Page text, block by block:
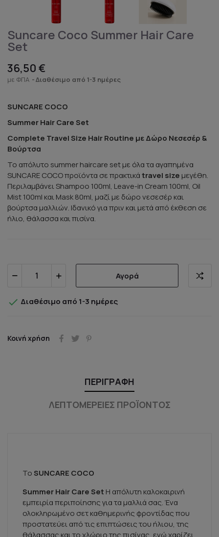
Suncare Coco Summer Hair Care
Set
36,50 €
με ΦΠΑ Διαθέσιμο από 1-3 ημέρες
SUNCARE COCO
Summer Hair Care Set
Complete Travel Size Hair Routine μεΔώρο Νεσεσέρ &
Βούρτσα
Το απόλυτο summer haircare set με όλα τα αγαπημένα
SUNCARE COCO προϊόντα σε πρακτικάtravel size μεγέθη.
Περιλαμβάνει Shampoo 100ml, Leave-in Cream 100ml, Oil
Mist 100ml και Mask 80ml, μαζί με δώρο νεσεσέρ και
βούρτσα μαλλιών. Ιδανικό για πριν και μετά από έκθεση σε
ήλιο, θάλασσα και πισίνα.
Αγορά
 Διαθέσιμο από 1-3 ημέρες
Κοινή χρήση
ΠΕΡΙΓΡΑΦΉ
ΛΕΠΤΟΜΈΡΕΙΕΣ ΠΡΟΪΌΝΤΟΣ
ΤοSUNCARE COCO
Summer Hair Care Set Η απόλυτη καλοκαιρινή
εμπειρία περιποίησης για τα μαλλιά σας. Ένα
ολοκληρωμένο σετ καθημερινής φροντίδας που
προστατεύει από τις επιπτώσεις του ήλιου, της
θάλασσας και το χλώριο της πισίνας, ενώ χαρίζει